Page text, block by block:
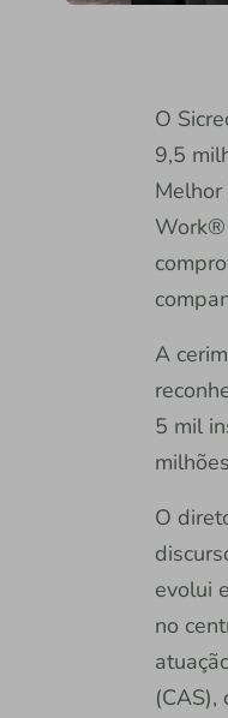
O
9,5
Work®
A
5 mil
O
evolui
no